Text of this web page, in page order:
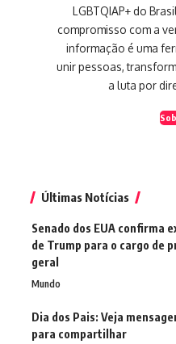
LGBTQIAP+ do
compromisso com a
informação é uma
unir pessoas,
a luta por
Últimas Notícias
Senado dos EUA confirma
de Trump para o cargo de
geral
Mundo
Dia dos Pais: Veja
para compartilhar